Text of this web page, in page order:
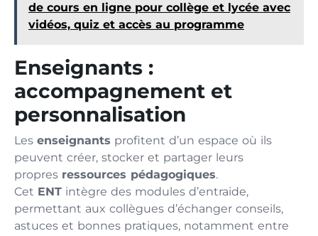
de cours en ligne pour collège et lycée avec
vidéos, quiz et accès au programme
Enseignants :
accompagnement et
personnalisation
Les enseignants profitent d’un espace où ils
peuvent créer, stocker et partager leurs
propres ressources pédagogiques.
Cet ENT intègre des modules d’entraide,
permettant aux collègues d’échanger conseils,
astuces et bonnes pratiques, notamment entre